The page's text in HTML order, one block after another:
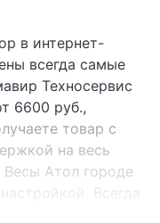
в интернет-
всегда самые
Техносервис
6600 руб.,
товар с
на весь
Весы Атол городе
Всегда